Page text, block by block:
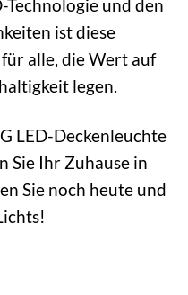
und den
ist diese
alle, die Wert auf
legen.
LED-Deckenleuchte
Sie Ihr Zuhause in
Sie noch heute und